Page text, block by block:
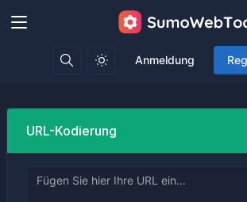
Anmeldung
URL-Kodierung